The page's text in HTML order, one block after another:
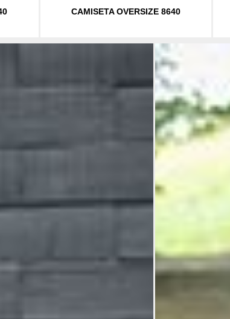
CAMISETA OVERSIZE 8640